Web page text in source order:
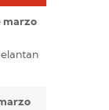
marzo